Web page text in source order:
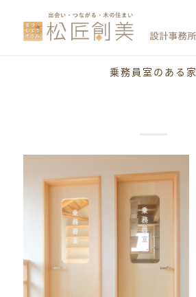
乗務員室のある家